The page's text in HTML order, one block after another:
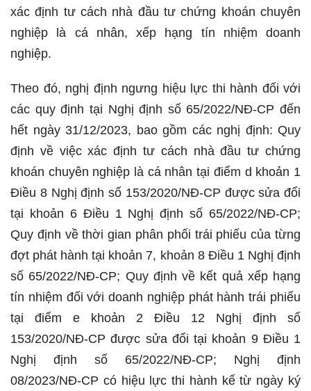
xác định tư cách nhà đầu tư chứng khoán chuyên
nghiệp là cá nhân, xếp hạng tín nhiệm doanh
nghiệp.
Theo đó, nghị định ngưng hiệu lực thi hành đối với
các quy định tại Nghị định số 65/2022/NĐ-CP đến
hết ngày 31/12/2023, bao gồm các nghị định: Quy
định về việc xác định tư cách nhà đầu tư chứng
khoán chuyên nghiệp là cá nhân tại điểm d khoản 1
Điều 8 Nghị định số 153/2020/NĐ-CP được sửa đổi
tại khoản 6 Điều 1 Nghị định số 65/2022/NĐ-CP;
Quy định về thời gian phân phối trái phiếu của từng
đợt phát hành tại khoản 7, khoản 8 Điều 1 Nghị định
số 65/2022/NĐ-CP; Quy định về kết quả xếp hạng
tín nhiệm đối với doanh nghiệp phát hành trái phiếu
tại điểm e khoản 2 Điều 12 Nghị định số
153/2020/NĐ-CP được sửa đổi tại khoản 9 Điều 1
Nghị định số 65/2022/NĐ-CP; Nghị định
08/2023/NĐ-CP có hiệu lực thi hành kể từ ngày ký